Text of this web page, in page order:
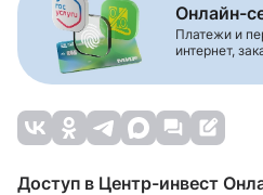
Онлайн-
Платежи и
интернет,
Доступ в Центр-инвест